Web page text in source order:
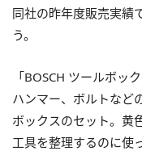
同社の昨年度販売実績
う。
「BOSCH ツールボッ
ハンマー、ボルトなど
ボックスのセット。黄
工具を整理するのに使